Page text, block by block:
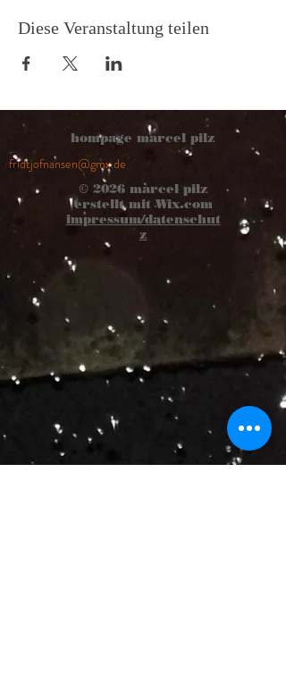
Diese Veranstaltung teilen
hompage marcel pilz
fridtjofnansen@gmx.de
© 2026marcel pilz
erstellt mitWix.com
impressum/datenschut
z